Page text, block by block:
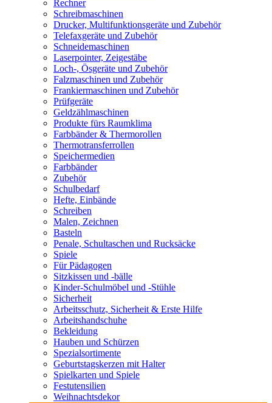
Rechner
Schreibmaschinen
Drucker, Multifunktionsgeräte und Zubehör
Telefaxgeräte und Zubehör
Schneidemaschinen
Laserpointer, Zeigestäbe
Loch-, Ösgeräte und Zubehör
Falzmaschinen und Zubehör
Frankiermaschinen und Zubehör
Prüfgeräte
Geldzählmaschinen
Produkte fürs Raumklima
Farbbänder & Thermorollen
Thermotransferrollen
Speichermedien
Farbbänder
Zubehör
Schulbedarf
Hefte, Einbände
Schreiben
Malen, Zeichnen
Basteln
Penale, Schultaschen und Rucksäcke
Spiele
Für Pädagogen
Sitzkissen und -bälle
Kinder-Schulmöbel und -Stühle
Sicherheit
Arbeitsschutz, Sicherheit & Erste Hilfe
Arbeitshandschuhe
Bekleidung
Hauben und Schürzen
Spezialsortimente
Geburtstagskerzen mit Halter
Spielkarten und Spiele
Festutensilien
Weihnachtsdekor